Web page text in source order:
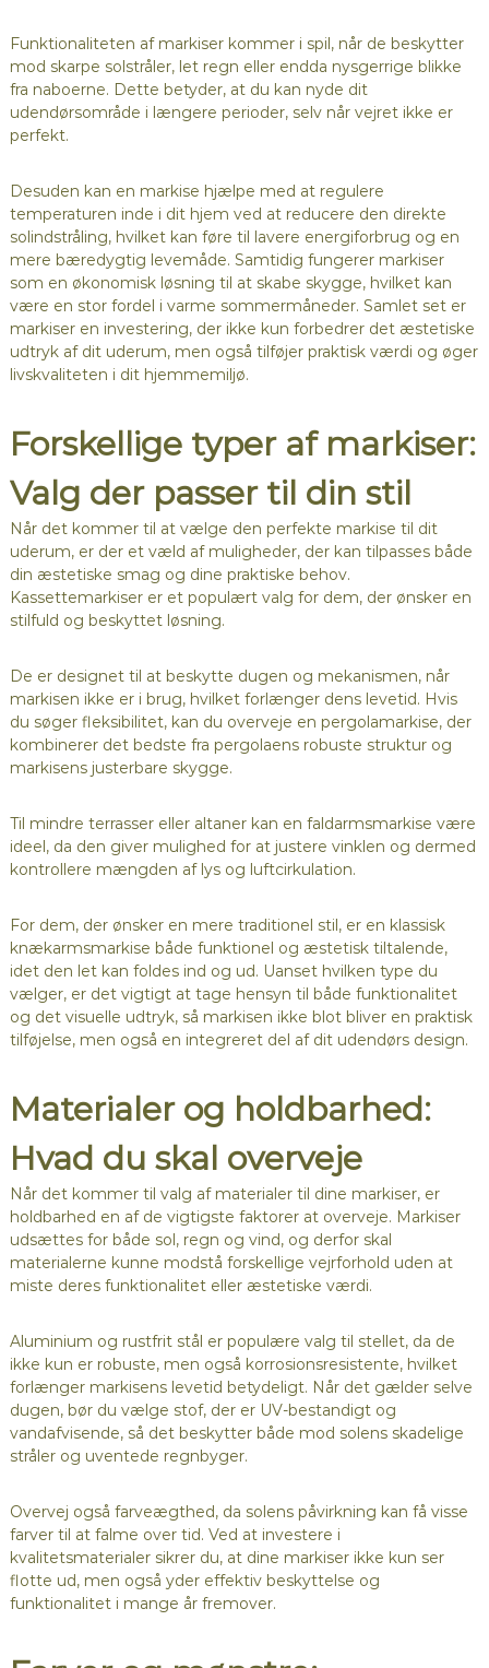
Funktionaliteten af markiser kommer i spil, når de beskytter
mod skarpe solstråler, let regn eller endda nysgerrige blikke
fra naboerne. Dette betyder, at du kan nyde dit
udendørsområde i længere perioder, selv når vejret ikke er
perfekt.
Desuden kan en markise hjælpe med at regulere
temperaturen inde i dit hjem ved at reducere den direkte
solindstråling, hvilket kan føre til lavere energiforbrug og en
mere bæredygtig levemåde. Samtidig fungerer markiser
som en økonomisk løsning til at skabe skygge, hvilket kan
være en stor fordel i varme sommermåneder. Samlet set er
markiser en investering, der ikke kun forbedrer det æstetiske
udtryk af dit uderum, men også tilføjer praktisk værdi og øger
livskvaliteten i dit hjemmemiljø.
Forskellige typer af markiser:
Valg der passer til din stil
Når det kommer til at vælge den perfekte markise til dit
uderum, er der et væld af muligheder, der kan tilpasses både
din æstetiske smag og dine praktiske behov.
Kassettemarkiser er et populært valg for dem, der ønsker en
stilfuld og beskyttet løsning.
De er designet til at beskytte dugen og mekanismen, når
markisen ikke er i brug, hvilket forlænger dens levetid. Hvis
du søger fleksibilitet, kan du overveje en pergolamarkise, der
kombinerer det bedste fra pergolaens robuste struktur og
markisens justerbare skygge.
Til mindre terrasser eller altaner kan en faldarmsmarkise være
ideel, da den giver mulighed for at justere vinklen og dermed
kontrollere mængden af lys og luftcirkulation.
For dem, der ønsker en mere traditionel stil, er en klassisk
knækarmsmarkise både funktionel og æstetisk tiltalende,
idet den let kan foldes ind og ud. Uanset hvilken type du
vælger, er det vigtigt at tage hensyn til både funktionalitet
og det visuelle udtryk, så markisen ikke blot bliver en praktisk
tilføjelse, men også en integreret del af dit udendørs design.
Materialer og holdbarhed:
Hvad du skal overveje
Når det kommer til valg af materialer til dine markiser, er
holdbarhed en af de vigtigste faktorer at overveje. Markiser
udsættes for både sol, regn og vind, og derfor skal
materialerne kunne modstå forskellige vejrforhold uden at
miste deres funktionalitet eller æstetiske værdi.
Aluminium og rustfrit stål er populære valg til stellet, da de
ikke kun er robuste, men også korrosionsresistente, hvilket
forlænger markisens levetid betydeligt. Når det gælder selve
dugen, bør du vælge stof, der er UV-bestandigt og
vandafvisende, så det beskytter både mod solens skadelige
stråler og uventede regnbyger.
Overvej også farveægthed, da solens påvirkning kan få visse
farver til at falme over tid. Ved at investere i
kvalitetsmaterialer sikrer du, at dine markiser ikke kun ser
flotte ud, men også yder effektiv beskyttelse og
funktionalitet i mange år fremover.